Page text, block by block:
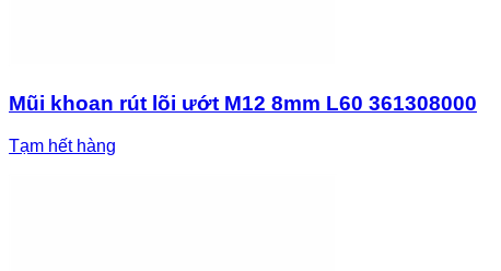
Mũi khoan rút lõi ướt M12 8mm L60 361308000
Tạm hết hàng